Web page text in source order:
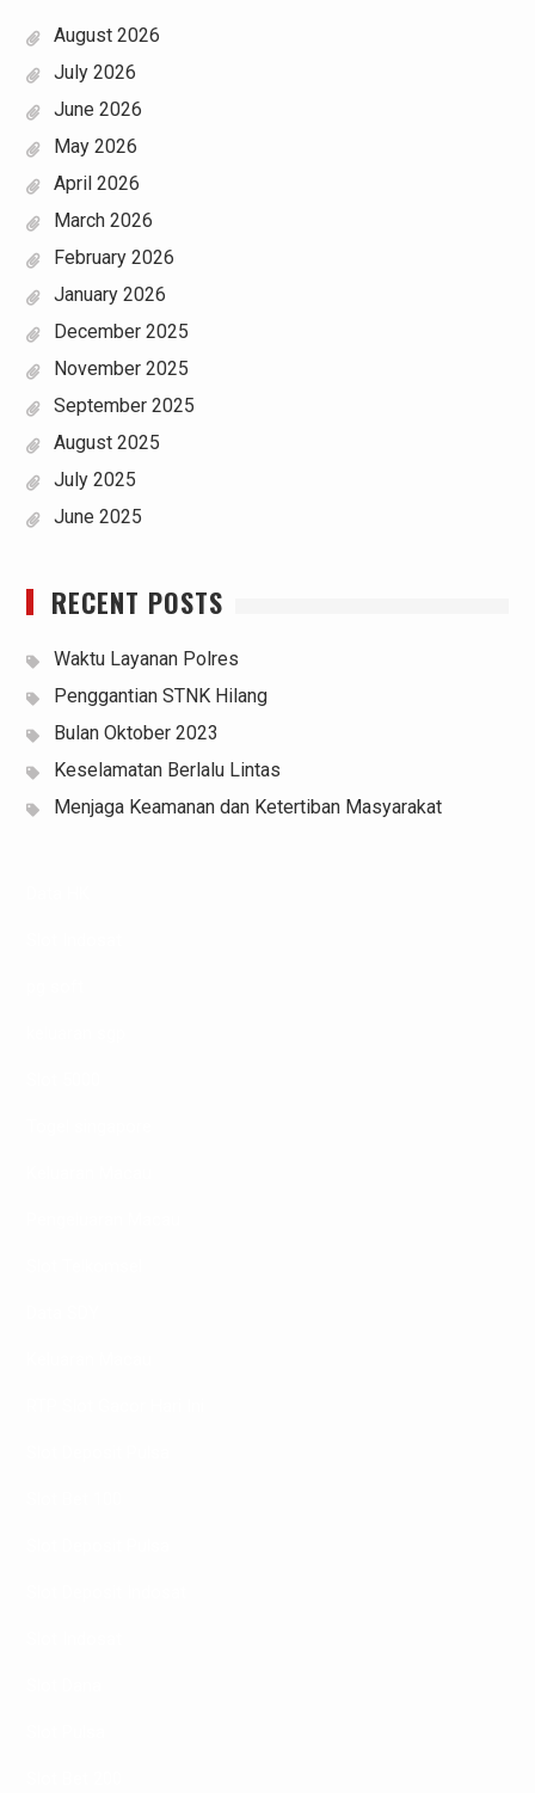
August 2026
July 2026
June 2026
May 2026
April 2026
March 2026
February 2026
January 2026
December 2025
November 2025
September 2025
August 2025
July 2025
June 2025
RECENT POSTS
Waktu Layanan Polres
Penggantian STNK Hilang
Bulan Oktober 2023
Keselamatan Berlalu Lintas
Menjaga Keamanan dan Ketertiban Masyarakat